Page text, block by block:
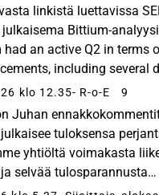
Bittiumin
linkistä luettavissa
Bittium-
had an active Q2 in terms
including several
clients and introducing
and products to strengthen
future growth...
klo 12.35- R-o-E 9
Juhan
tuloksensa
yhtiöltä voimakasta
selvää tulosparannusta
nähden Defense